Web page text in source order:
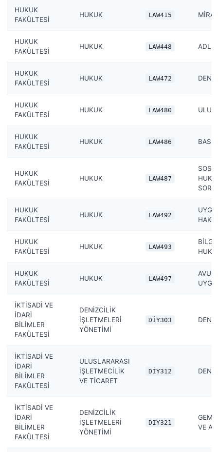
HUKUK
FAKÜLTESİ
HUKUK LAW415
HUKUK
FAKÜLTESİ
HUKUK LAW448 ADLI
HUKUK
FAKÜLTESİ
HUKUK LAW472
HUKUK
FAKÜLTESİ
HUKUK LAW480
HUKUK
FAKÜLTESİ
HUKUK LAW486
HUKUK
FAKÜLTESİ
HUKUK LAW487
HUKUK
FAKÜLTESİ
HUKUK LAW492
HUKUK
FAKÜLTESİ
HUKUK LAW493
BİLGİ
HUKUK
FAKÜLTESİ
HUKUK LAW497
İKTİSADİ VE
İDARİ
BİLİMLER
FAKÜLTESİ
DENİZCİLİK
İŞLETMELERİ
YÖNETİMİ
DİY303
İKTİSADİ VE
İDARİ
BİLİMLER
FAKÜLTESİ
ULUSLARARASI
İŞLETMECİLİK
VE TİCARET
DİY312
İKTİSADİ VE
İDARİ
BİLİMLER
FAKÜLTESİ
DENİZCİLİK
İŞLETMELERİ
YÖNETİMİ
DİY321
GEMİ
VE